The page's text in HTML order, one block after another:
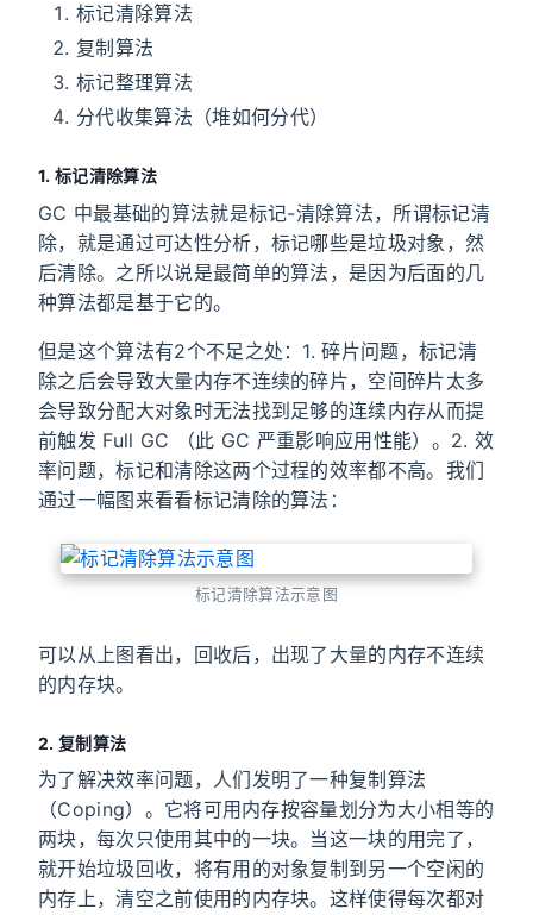
标记清除算法
复制算法
标记整理算法
分代收集算法（堆如何分代）
1. 标记清除算法
GC 中最基础的算法就是标记-清除算法，所谓标记清
除，就是通过可达性分析，标记哪些是垃圾对象，然
后清除。之所以说是最简单的算法，是因为后面的几
种算法都是基于它的。
但是这个算法有2个不足之处：1. 碎片问题，标记清
除之后会导致大量内存不连续的碎片，空间碎片太多
会导致分配大对象时无法找到足够的连续内存从而提
前触发 Full GC （此 GC 严重影响应用性能）。2. 效
率问题，标记和清除这两个过程的效率都不高。我们
通过一幅图来看看标记清除的算法：
标记清除算法示意图
可以从上图看出，回收后，出现了大量的内存不连续
的内存块。
2. 复制算法
为了解决效率问题，人们发明了一种复制算法
（Coping）。它将可用内存按容量划分为大小相等的
两块，每次只使用其中的一块。当这一块的用完了，
就开始垃圾回收，将有用的对象复制到另一个空闲的
内存上，清空之前使用的内存块。这样使得每次都对